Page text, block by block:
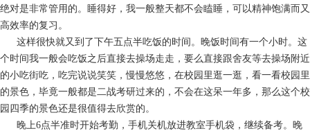
绝对是非常管用的。睡得好，我一般整天都不会瞌睡，可以精神饱满而又
高效率的复习。
这样很快就又到了下午五点半吃饭的时间。晚饭时间有一个小时。这
个时间我一般会吃饭之后直接去操场走走，要么直接跟舍友等去操场附近
的小吃街吃，吃完说说笑笑，慢慢悠悠，在校园里逛一逛，看一看校园里
的景色，毕竟一般都是二战考研过来的，不会在这呆一年多，那么这个校
园四季的景色还是很值得去欣赏的。
晚上6点半准时开始考勤，手机关机放进教室手机袋，继续备考。晚